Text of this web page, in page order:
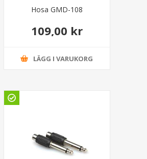
Hosa GMD-108
109,00 kr
LÄGG I VARUKORG